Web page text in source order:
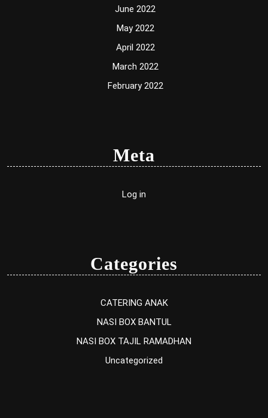
June 2022
May 2022
April 2022
March 2022
February 2022
Meta
Log in
Categories
CATERING ANAK
NASI BOX BANTUL
NASI BOX TAJIL RAMADHAN
Uncategorized